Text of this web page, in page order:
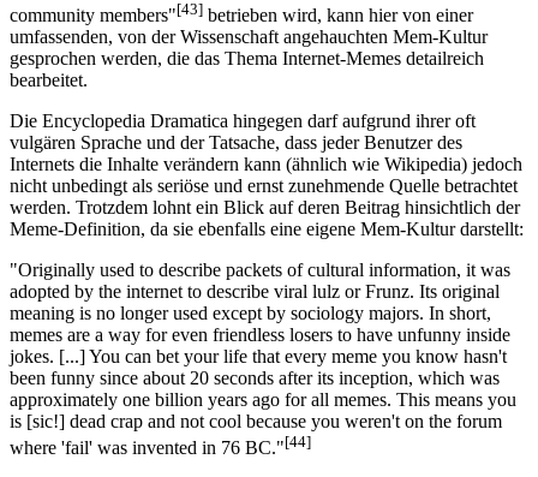
community members"[43] betrieben wird, kann hier von einer
umfassenden, von der Wissenschaft angehauchten Mem-Kultur
gesprochen werden, die das Thema Internet-Memes detailreich
bearbeitet.
Die Encyclopedia Dramatica hingegen darf aufgrund ihrer oft
vulgären Sprache und der Tatsache, dass jeder Benutzer des
Internets die Inhalte verändern kann (ähnlich wie Wikipedia) jedoch
nicht unbedingt als seriöse und ernst zunehmende Quelle betrachtet
werden. Trotzdem lohnt ein Blick auf deren Beitrag hinsichtlich der
Meme-Definition, da sie ebenfalls eine eigene Mem-Kultur darstellt:
"Originally used to describe packets of cultural information, it was
adopted by the internet to describe viral lulz or Frunz. Its original
meaning is no longer used except by sociology majors. In short,
memes are a way for even friendless losers to have unfunny inside
jokes. [...] You can bet your life that every meme you know hasn't
been funny since about 20 seconds after its inception, which was
approximately one billion years ago for all memes. This means you
is [sic!] dead crap and not cool because you weren't on the forum
where 'fail' was invented in 76 BC."[44]